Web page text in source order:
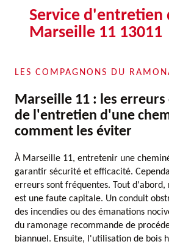
Service d'entretien
Marseille 11 13011
LES COMPAGNONS DU
Marseille 11 : les
de l'entretien d'une
comment les éviter
À Marseille 11, entretenir une
garantir sécurité et efficacité.
erreurs sont fréquentes. Tout
est une faute capitale. Un conduit
des incendies ou des émanations
du ramonage recommande de
biannuel. Ensuite, l'utilisation de bois